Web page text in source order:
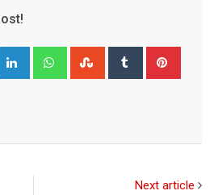
LinkedIn WhatsappStumbleUpon
Tumblr
Next article